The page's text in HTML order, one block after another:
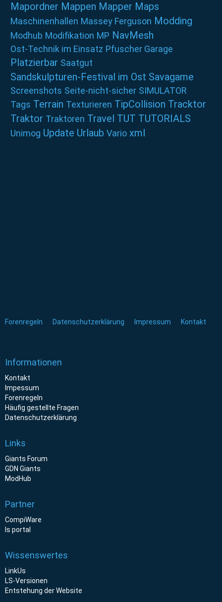
Mapordner Mappen Mapper Maps
Maschinenhallen Massey Ferguson Modding
Modhub Modifikation MP NavMesh
Ost-Technik im Einsatz Pfuscher Garage
Platzierbar Saatgut
Sandskulpturen-Festival im Ost Savagame
Screenshots Seite-nicht-sicher SIMULATOR
Tags Terrain Texturieren TipCollision Tracktor
Traktor Traktoren Travel TUT TUTORIALS
Unimog Update Urlaub Vario xml
Forenregeln Datenschutzerklärung Impressum Kontakt
Informationen
Kontakt
Impessum
Forenregeln
Häufig gestellte Fragen
Datenschutzerklärung
Links
Giants Forum
GDN Giants
ModHub
Partner
CompiWare
ls portal
Wissenswertes
LinkUs
LS-Versionen
Entstehung der Website